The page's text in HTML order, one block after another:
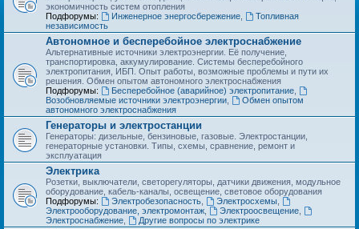
экономичность систем отопления
Подфорумы:
Инженерное энергосбережение,
Топливная
независимость
Автономное и бесперебойное электроснабжение
Альтернативные источники электроэнергии. Её получение,
транспортировка, аккумулирование. Системы бесперебойного
электропитания, ИБП. Опыт работы, возможные проблемы и пути их
решения. Обмен опытом автономного электроснабжения
Подфорумы:
Бесперебойное (аварийное) электропитание,
Возобновляемые источники электроэнергии
Обмен опытом
автономного электроснабжения
Генераторы и электростанции
Генераторы: дизельные, бензиновые, газовые. Электростанции,
генераторные установки. Типы, схемы, сравнение, ремонт и
эксплуатация
Электрика
Розетки, выключатели, светорегуляторы, датчики движения, модульное
оборудование, кабель-каналы, освещение, световое оборудования
Подфорумы:
Электробезопасность, Электросхемы,
Электрооборудование, электромонтаж
Электроосвещение,
Электроснабжение
Другие вопросы по электрике